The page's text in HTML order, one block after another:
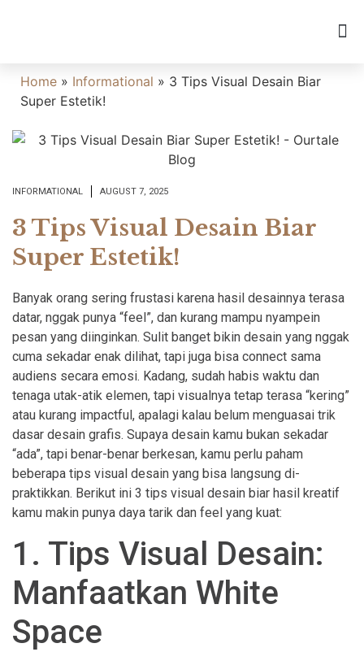
Home » Informational » 3 Tips Visual Desain Biar
Super Estetik!
INFORMATIONAL AUGUST 7, 2025
3 Tips Visual Desain Biar
Super Estetik!
Banyak orang sering frustasi karena hasil desainnya terasa
datar, nggak punya “feel”, dan kurang mampu nyampein
pesan yang diinginkan. Sulit banget bikin desain yang nggak
cuma sekadar enak dilihat, tapi juga bisa connect sama
audiens secara emosi. Kadang, sudah habis waktu dan
tenaga utak-atik elemen, tapi visualnya tetap terasa “kering”
atau kurang impactful, apalagi kalau belum menguasai trik
dasar desain grafis. Supaya desain kamu bukan sekadar
“ada”, tapi benar-benar berkesan, kamu perlu paham
beberapa tips visual desain yang bisa langsung di-
praktikkan. Berikut ini 3 tips visual desain biar hasil kreatif
kamu makin punya daya tarik dan feel yang kuat:
1. Tips Visual Desain:
Manfaatkan White
Space